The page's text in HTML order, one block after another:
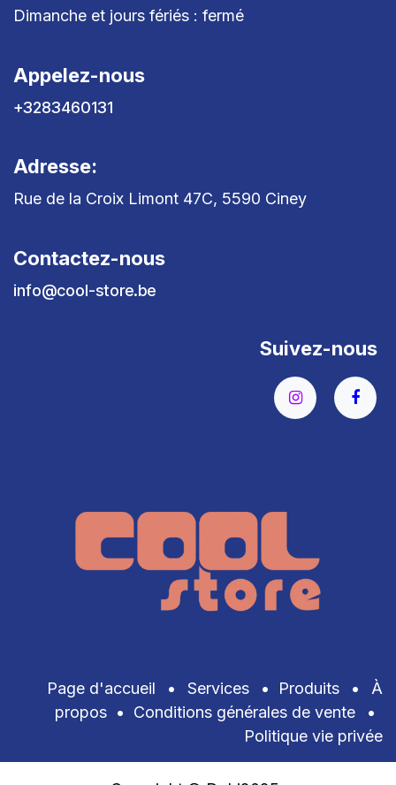
Dimanche et jours fériés : fermé
Appelez-nous
+3283460131
Adresse:
Rue de la Croix Limont 47C, 5590 Ciney
Contactez-nous
info@cool-store.be
Suivez-nous
Page d'accueil • Services • Produits •
À
propos • Conditions générales de vente
•
Politique vie privée